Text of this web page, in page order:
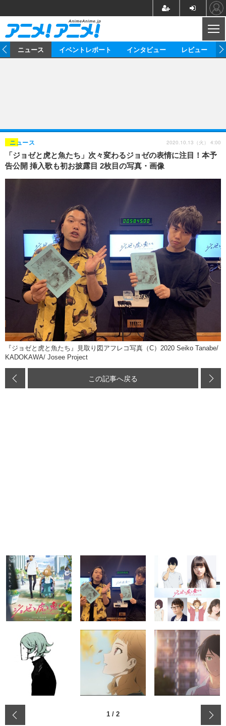
ゲーム グッズ
海外イベント ビジネス
俳優・タレント アーティスト
ビジネス
アニメ 実写
書評 イベント
動画
アニメ 映画/ドラマ
連載・コラム
ニュース イベントレポート インタビュー レビュー
「ジョゼと虎と魚たち」次々変わるジョゼの表情に注目！本予
告公開 挿入歌も初お披露目 2枚目の写真・画像
ニュース 2020.10.13（火） 4:00
『ジョゼと虎と魚たち』見取り図アフレコ写真（C）2020 Seiko Tanabe/
KADOKAWA/ Josee Project
この記事へ戻る
1 / 2